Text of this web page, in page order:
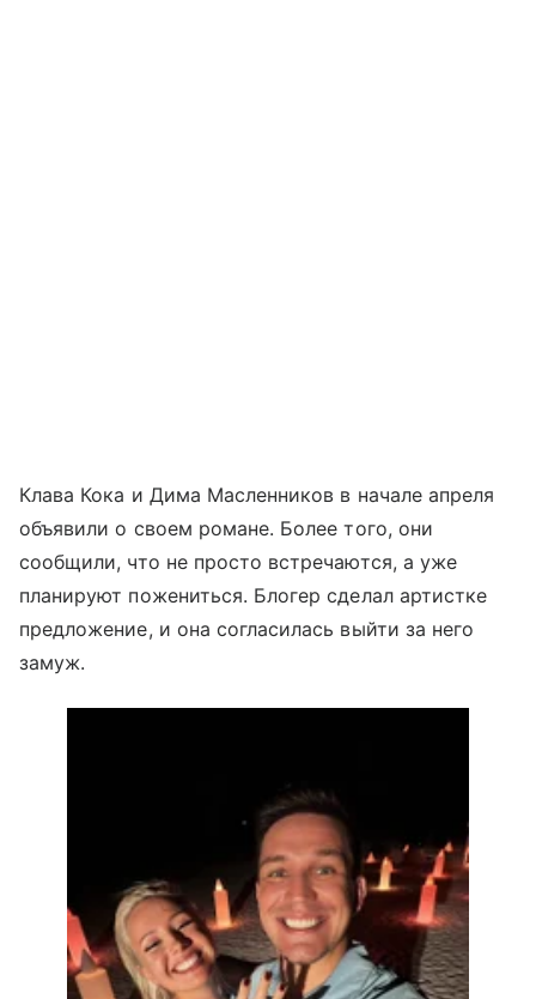
Клава Кока и Дима Масленников в начале апреля
объявили о своем романе. Более того, они
сообщили, что не просто встречаются, а уже
планируют пожениться. Блогер сделал артистке
предложение, и она согласилась выйти за него
замуж.